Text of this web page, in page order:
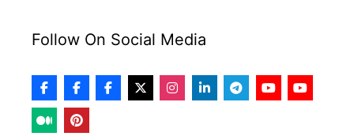
Follow On Social Media